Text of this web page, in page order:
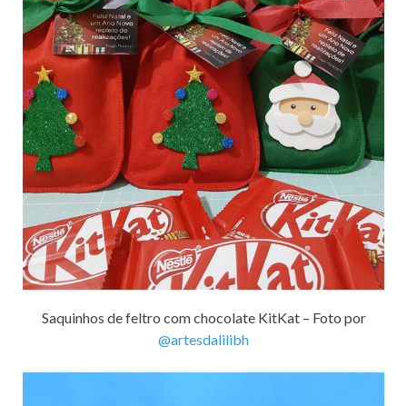
Saquinhos de feltro com chocolate KitKat – Foto por
@artesdalilibh